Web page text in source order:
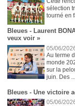
sélection
tourné en
Bleues - Laurent
veux voir »
05/06/
Au terme
monde
sur la
juin. Des ...
Bleues - Une victoire
05/06/